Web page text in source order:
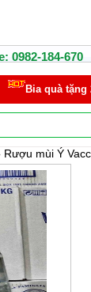
0982-184-670
Bia quà tặng
Rượu mùi Ý